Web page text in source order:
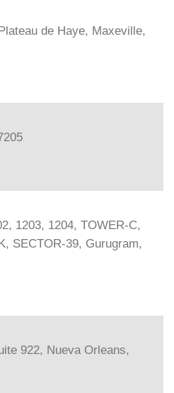
de Haye, Maxeville,
1203, 1204, TOWER-C,
SECTOR-39, Gurugram,
922, Nueva Orleans,